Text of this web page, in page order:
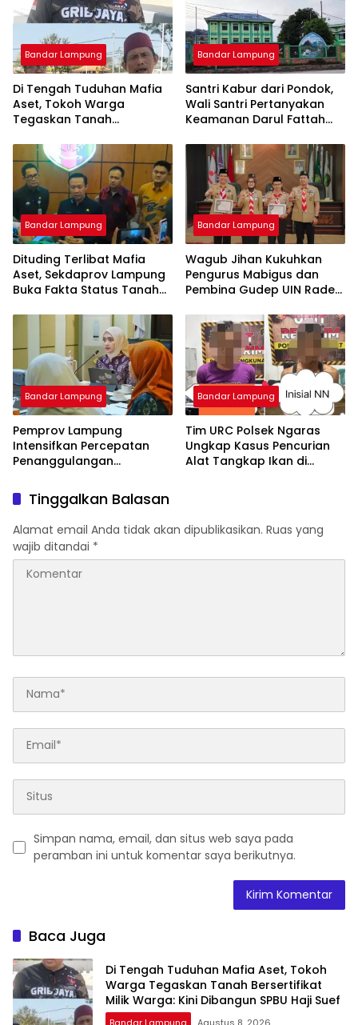
Bandar Lampung
Di Tengah Tuduhan Mafia
Aset, Tokoh Warga
Tegaskan Tanah
Kini Dibangun SPBU Haji
Suef
Bandar Lampung
Santri Kabur dari Pondok,
Wali Santri Pertanyakan
Keamanan Darul Fattah
Bandar Lampung
Dituding Terlibat Mafia
Aset, Sekdaprov Lampung
Buka Fakta Status Tanah
Bandar Lampung
Wagub Jihan Kukuhkan
Pengurus Mabigus dan
Pembina Gudep UIN Raden
Perkuat Karakter Generasi
Muda
Bandar Lampung
Pemprov Lampung
Intensifkan Percepatan
Penanggulangan
Tanggamus
Bandar Lampung
Tim URC Polsek Ngaras
Ungkap Kasus Pencurian
Alat Tangkap Ikan di
Tinggalkan Balasan
Alamat email Anda tidak akan dipublikasikan. Ruas yang
wajib ditandai *
Simpan nama, email, dan situs web saya pada
peramban ini untuk komentar saya berikutnya.
Baca Juga
Di Tengah Tuduhan Mafia Aset, Tokoh
Warga Tegaskan Tanah Bersertifikat
Milik Warga: Kini Dibangun SPBU Haji Suef